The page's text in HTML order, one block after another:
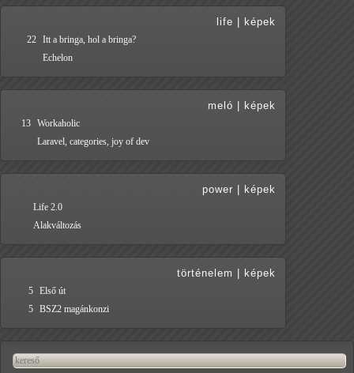
life képek
22 Itt a bringa, hol a bringa?
Echelon
meló képek
13 Workaholic
Laravel, categories, joy of dev
power képek
Life 2.0
Alakváltozás
történelem képek
5 Első út
5 BSZ2 magánkonzi